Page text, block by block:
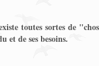
toutes sortes de
et de ses besoins.